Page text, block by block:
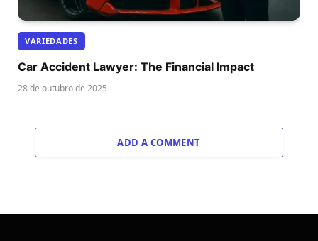
VARIEDADES
Car Accident Lawyer: The Financial Impact
28 de outubro de 2025
ADD A COMMENT